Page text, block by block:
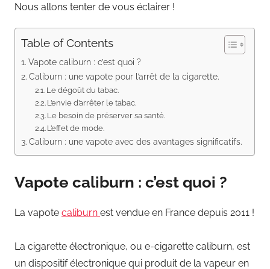
Nous allons tenter de vous éclairer !
Table of Contents
Vapote caliburn : c’est quoi ?
Caliburn : une vapote pour l’arrêt de la cigarette.
Le dégoût du tabac.
L’envie d’arrêter le tabac.
Le besoin de préserver sa santé.
L’effet de mode.
Caliburn : une vapote avec des avantages significatifs.
Vapote caliburn : c’est quoi ?
La vapote caliburn est vendue en France depuis 2011 !
La cigarette électronique, ou e-cigarette caliburn, est
un dispositif électronique qui produit de la vapeur en